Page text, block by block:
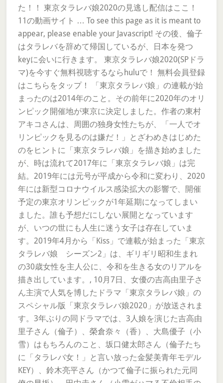
た！！ 東京タラレバ娘2020の見逃し配信はここ！
11の動画サイト … To see this page as it is meant to
appear, please enable your Javascript! その後、倫子
はタラレバを辞めて帰国しているが、日本を発つ
keyに会いに行きます。 東京タラレバ娘2020(SPドラ
マ)を今すぐ無料視聴するならhuluで！ 無料会員登録
はこちらをタップ！ 「東京タラレバ娘」の連載が始
まったのは2014年のこと。その前年に2020年のオリ
ンピック開催地が東京に決定しました。作者の東村
アキコさんは、周囲の独身女性たちが、「一人でオ
リンピックを見るのは嫌だ！」とざわめきはじめた
のをヒントに「東京タラレバ娘」を描き始めました
が、時は流れて2017年に「東京タラレバ娘」は完
結。2019年には元号が平成から令和に変わり、2020
年には新型コロナウイルス感染拡大の影響で、開催
予定の東京オリンピックが1年延期になってしまい
ました。誰も予想だにしない展開となっています
が、いつの世にも人生に迷う女子は存在していま
す。2019年4月から「Kiss」で連載が始まった「東京
タラレバ娘 シーズン2」は、ギリギリ昭和生まれ
の30歳女性を主人公に、令和を生きる女のリアルを
描き出しています。, 10月7日、女優の吉高由里子さ
ん主演で人気を博したドラマ「東京タラレバ娘」の
スペシャル版「東京タラレバ娘2020」が放送されま
す。3年ぶりの同ドラマでは、3人娘を演じた吉高由
里子さん（倫子）、榮倉奈々（香）、大島優子（小
雪）はもちろんのこと、坂口健太郎さん（倫子たち
に「タラレバ女！」と言い放った金髪美青年モデル
KEY）、鈴木亮平さん（かつて倫子に振られた元同